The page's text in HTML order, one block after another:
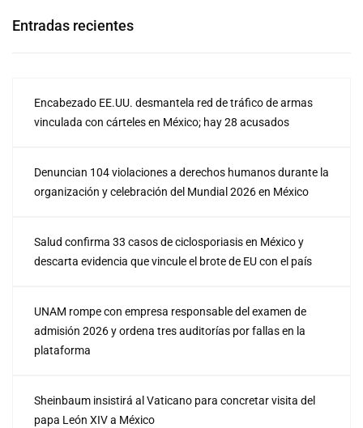
Entradas recientes
Encabezado EE.UU. desmantela red de tráfico de armas
vinculada con cárteles en México; hay 28 acusados
Denuncian 104 violaciones a derechos humanos durante la
organización y celebración del Mundial 2026 en México
Salud confirma 33 casos de ciclosporiasis en México y
descarta evidencia que vincule el brote de EU con el país
UNAM rompe con empresa responsable del examen de
admisión 2026 y ordena tres auditorías por fallas en la
plataforma
Sheinbaum insistirá al Vaticano para concretar visita del
papa León XIV a México